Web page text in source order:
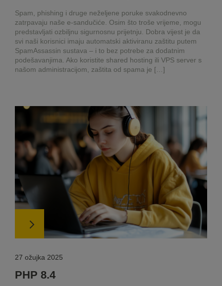
Spam, phishing i druge neželjene poruke svakodnevno
zatrpavaju naše e-sandučiće. Osim što troše vrijeme, mogu
predstavljati ozbiljnu sigurnosnu prijetnju. Dobra vijest je da
svi naši korisnici imaju automatski aktiviranu zaštitu putem
SpamAssassin sustava – i to bez potrebe za dodatnim
podešavanjima. Ako koristite shared hosting ili VPS server s
našom administracijom, zaštita od spama je […]
27 ožujka 2025
PHP 8.4